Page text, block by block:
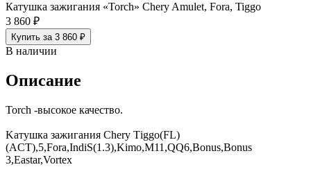
Катушка зажигания «Torch» Chery Amulet, Fora, Tiggo
3 860 ₽
Купить за 3 860 ₽
В наличии
Описание
Torch -высокое качество.
Kaтушкa зaжигания Сhеry Тiggо(FL)
(AСT),5,Fоrа,IndiS(1.3),Kimo,M11,QQ6,Bonus,Bonus
3,Eаstar,Vortех